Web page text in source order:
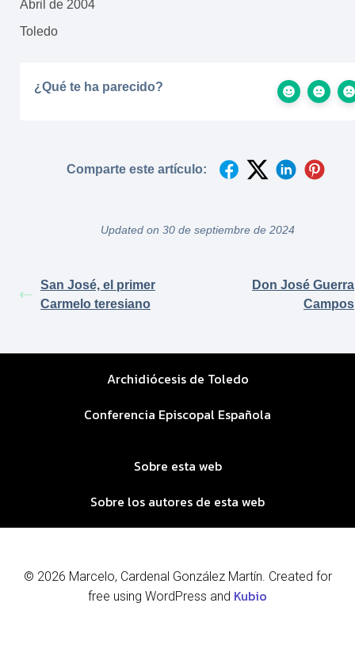
Abril de 2004
Toledo
¿Qué te ha parecido?
Comparte este artículo:
Updated on 30 de septiembre de 2024
San José, el primer
Carmelo teresiano
Don José Guerra
Campos
Archidiócesis de Toledo
Conferencia Episcopal Española
Sobre esta web
Sobre los autores de esta web
© 2026 Marcelo, Cardenal González Martín. Created for
free using WordPress and Kubio